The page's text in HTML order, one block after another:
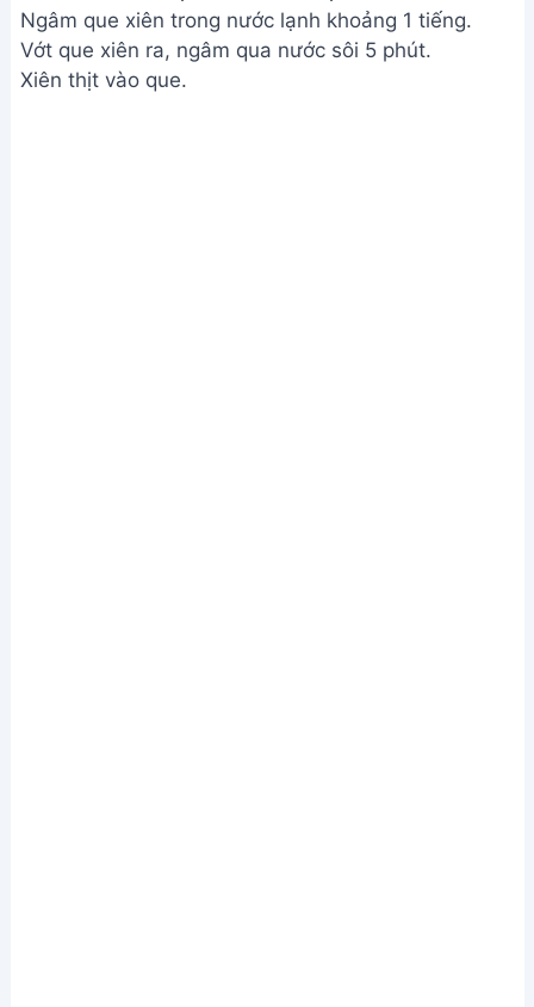
Ngâm que xiên trong nước lạnh khoảng 1 tiếng.
Vớt que xiên ra, ngâm qua nước sôi 5 phút.
Xiên thịt vào que.